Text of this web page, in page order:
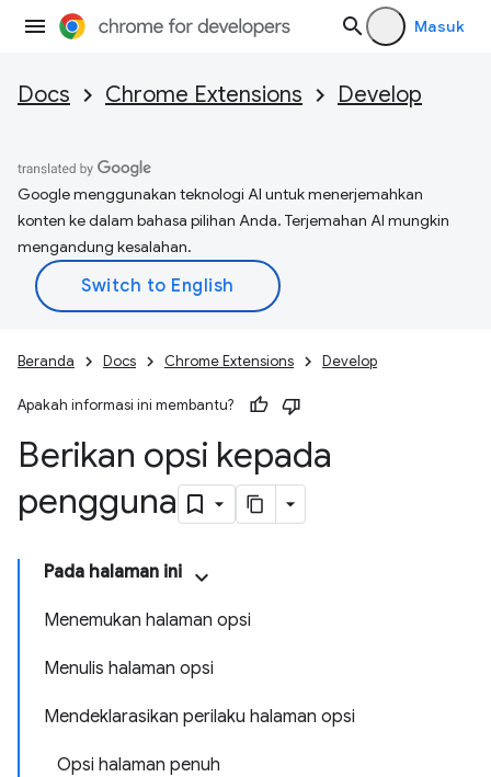
Masuk
Docs Chrome Extensions Develop
Google menggunakan teknologi AI untuk menerjemahkan
konten ke dalam bahasa pilihan Anda. Terjemahan AI mungkin
mengandung kesalahan.
Beranda Docs Chrome Extensions Develop
Apakah informasi ini membantu?
Berikan opsi kepada
pengguna
Pada halaman ini
Menemukan halaman opsi
Menulis halaman opsi
Mendeklarasikan perilaku halaman opsi
Opsi halaman penuh